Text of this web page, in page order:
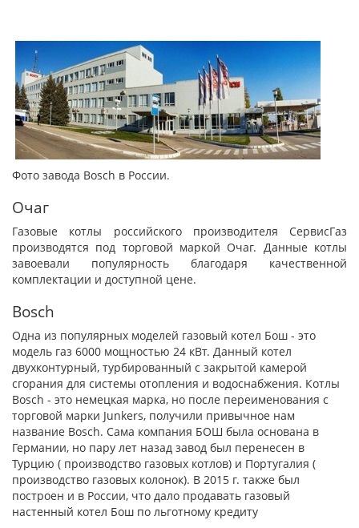
Фото завода Bosch в России.
Очаг
Газовые котлы российского производителя СервисГаз
производятся под торговой маркой Очаг. Данные котлы
завоевали популярность благодаря качественной
комплектации и доступной цене.
Bosch
Одна из популярных моделей газовый котел Бош - это
модель газ 6000 мощностью 24 кВт. Данный котел
двухконтурный, турбированный с закрытой камерой
сгорания для системы отопления и водоснабжения. Котлы
Bosch - это немецкая марка, но после переименования с
торговой марки Junkers, получили привычное нам
название Bosch. Сама компания БОШ была основана в
Германии, но пару лет назад завод был перенесен в
Турцию ( производство газовых котлов) и Португалия (
производство газовых колонок). В 2015 г. также был
построен и в России, что дало продавать газовый
настенный котел Бош по льготному кредиту